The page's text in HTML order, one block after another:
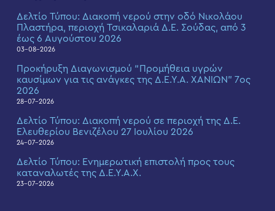
Δελτίο Τύπου: Διακοπή νερού στην οδό Νικολάου
Πλαστήρα, περιοχή Τσικαλαριά Δ.Ε. Σούδας, από 3
έως 6 Αυγούστου 2026
03-08-2026
Προκήρυξη Διαγωνισμού “Προμήθεια υγρών
καυσίμων για τις ανάγκες της Δ.Ε.Υ.Α. ΧΑΝΙΩΝ” 7ος
2026
28-07-2026
Δελτίο Τύπου: Διακοπή νερού σε περιοχή της Δ.Ε.
Ελευθερίου Βενιζέλου 27 Ιουλίου 2026
24-07-2026
Δελτίο Τύπου: Eνημερωτική επιστολή προς τους
καταναλωτές της Δ.Ε.Υ.Α.Χ.
23-07-2026